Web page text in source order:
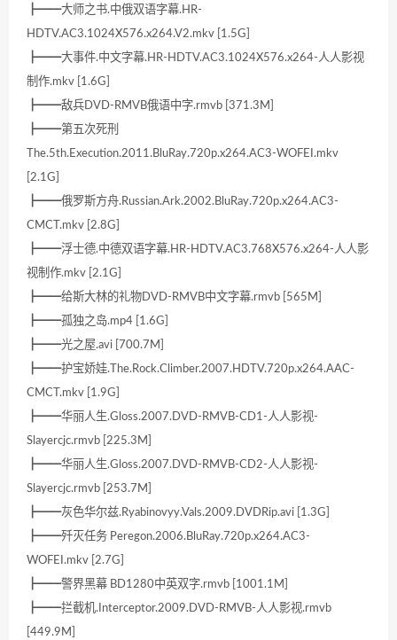
┣━━大师之书.中俄双语字幕.HR-
HDTV.AC3.1024X576.x264.V2.mkv [1.5G]
┣━━大事件.中文字幕.HR-HDTV.AC3.1024X576.x264-人人影视
制作.mkv [1.6G]
┣━━敌兵DVD-RMVB俄语中字.rmvb [371.3M]
┣━━第五次死刑
The.5th.Execution.2011.BluRay.720p.x264.AC3-WOFEI.mkv
[2.1G]
┣━━俄罗斯方舟.Russian.Ark.2002.BluRay.720p.x264.AC3-
CMCT.mkv [2.8G]
┣━━浮士德.中德双语字幕.HR-HDTV.AC3.768X576.x264-人人影
视制作.mkv [2.1G]
┣━━给斯大林的礼物DVD-RMVB中文字幕.rmvb [565M]
┣━━孤独之岛.mp4 [1.6G]
┣━━光之屋.avi [700.7M]
┣━━护宝娇娃.The.Rock.Climber.2007.HDTV.720p.x264.AAC-
CMCT.mkv [1.9G]
┣━━华丽人生.Gloss.2007.DVD-RMVB-CD1-人人影视-
Slayercjc.rmvb [225.3M]
┣━━华丽人生.Gloss.2007.DVD-RMVB-CD2-人人影视-
Slayercjc.rmvb [253.7M]
┣━━灰色华尔兹.Ryabinovyy.Vals.2009.DVDRip.avi [1.3G]
┣━━歼灭任务 Peregon.2006.BluRay.720p.x264.AC3-
WOFEI.mkv [2.7G]
┣━━警界黑幕 BD1280中英双字.rmvb [1001.1M]
┣━━拦截机.Interceptor.2009.DVD-RMVB-人人影视.rmvb
[449.9M]